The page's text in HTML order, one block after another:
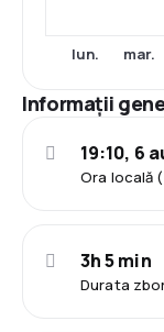
lun. mar.
Informații
Ora locală
19:10, 6
Durata
3h 5 min